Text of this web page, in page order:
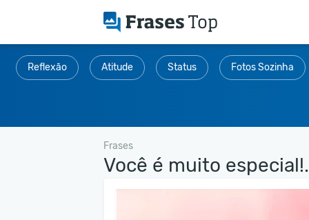
Reflexão Atitude Status Fotos Sozinha
Frases
Você é muito